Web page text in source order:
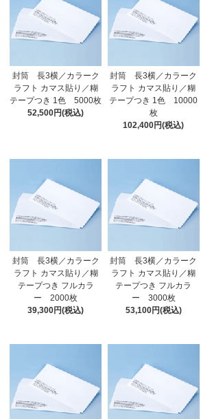
封筒 長3横／カラーク
ラフト カマス貼り／糊
テープつき 1色 5000枚
52,500円(税込)
封筒 長3横／カラーク
ラフト カマス貼り／糊
テープつき 1色 10000
枚
102,400円(税込)
封筒 長3横／カラーク
ラフト カマス貼り／糊
テープつき フルカラ
ー 2000枚
39,300円(税込)
封筒 長3横／カラーク
ラフト カマス貼り／糊
テープつき フルカラ
ー 3000枚
53,100円(税込)